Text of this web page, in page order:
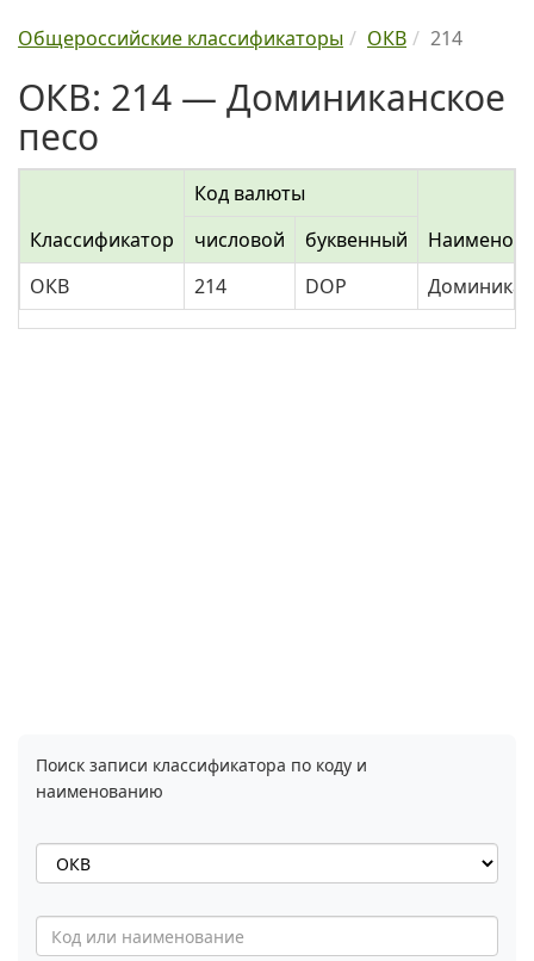
Общероссийские классификаторы ОКВ 214
ОКВ: 214 — Доминиканское
песо
Классификатор
Код валюты
числовой
буквенный
ОКВ
214 DOP
Поиск записи классификатора по коду и
наименованию